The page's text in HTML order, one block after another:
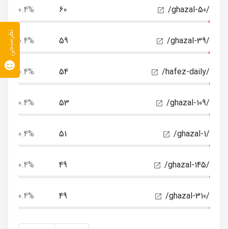
/ghazal-50/
60
0.4%
/ghazal-39/
59
0.4%
/hafez-daily/
54
0.4%
/ghazal-109/
53
0.4%
/ghazal-1/
51
0.4%
/ghazal-145/
49
0.4%
/ghazal-310/
49
0.4%
نظرسنجی